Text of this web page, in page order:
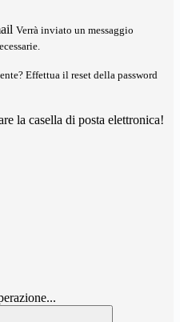
Verrà inviato un messaggio
Effettua il reset della password
la casella di posta elettronica!